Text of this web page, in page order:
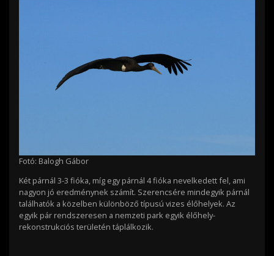
Fotó: Balogh Gábor
Két párnál 3-3 fióka, míg egy párnál 4 fióka nevelkedett fel, ami
nagyon jó eredménynek számít. Szerencsére mindegyik párnál
találhatók a közelben különböző típusú vizes élőhelyek. Az
egyik pár rendszeresen a nemzeti park egyik élőhely-
rekonstrukciós területén táplálkozik.